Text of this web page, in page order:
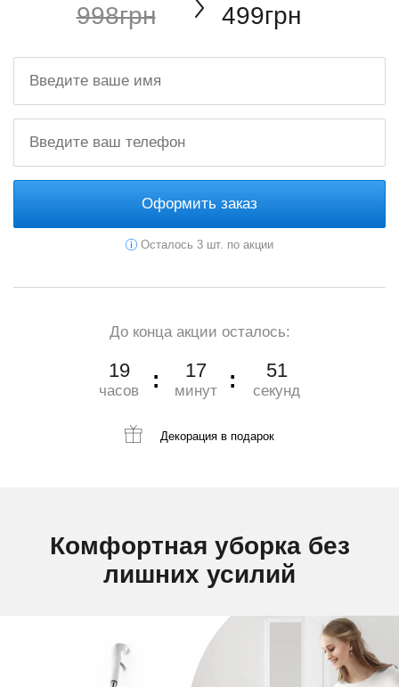
998грн 499грн
Оформить заказ
Осталось 3 шт. по акции
До конца акции осталось:
19
часов
17
минут
50
секунд
Декорация в подарок
Комфортная уборка без
лишних усилий